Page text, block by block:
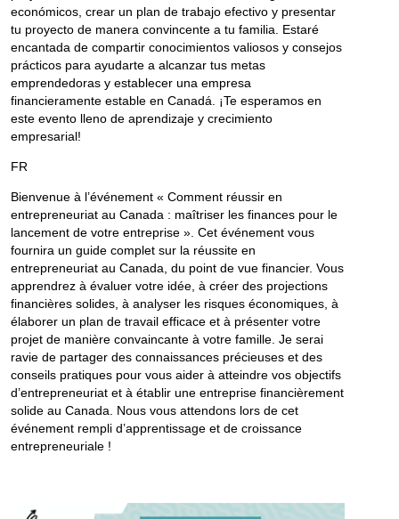
económicos, crear un plan de trabajo efectivo y presentar
tu proyecto de manera convincente a tu familia. Estaré
encantada de compartir conocimientos valiosos y consejos
prácticos para ayudarte a alcanzar tus metas
emprendedoras y establecer una empresa
financieramente estable en Canadá. ¡Te esperamos en
este evento lleno de aprendizaje y crecimiento
empresarial!
FR
Bienvenue à l’événement « Comment réussir en
entrepreneuriat au Canada : maîtriser les finances pour le
lancement de votre entreprise ». Cet événement vous
fournira un guide complet sur la réussite en
entrepreneuriat au Canada, du point de vue financier. Vous
apprendrez à évaluer votre idée, à créer des projections
financières solides, à analyser les risques économiques, à
élaborer un plan de travail efficace et à présenter votre
projet de manière convaincante à votre famille. Je serai
ravie de partager des connaissances précieuses et des
conseils pratiques pour vous aider à atteindre vos objectifs
d’entrepreneuriat et à établir une entreprise financièrement
solide au Canada. Nous vous attendons lors de cet
événement rempli d’apprentissage et de croissance
entrepreneuriale !